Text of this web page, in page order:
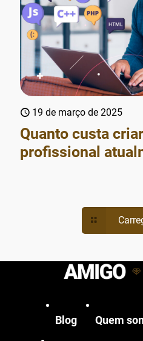
19 de março de 2025
Quanto custa
profissional
Blog Quem